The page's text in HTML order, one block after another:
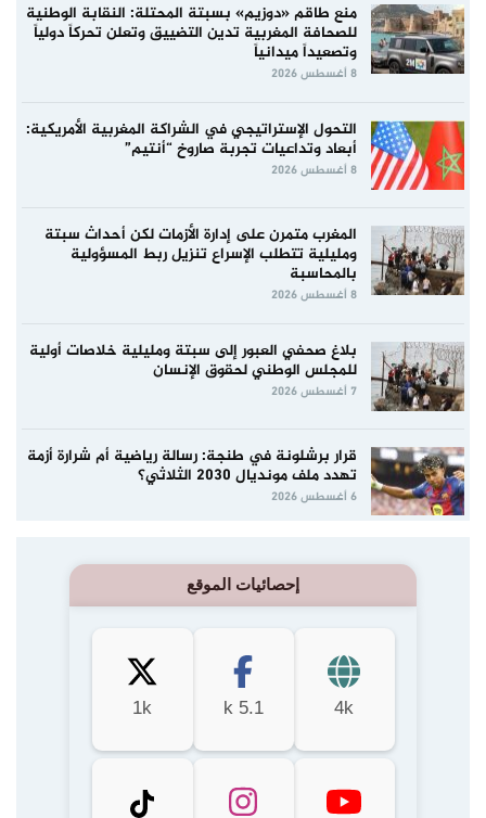
منع طاقم «دوزيم» بسبتة المحتلة: النقابة الوطنية
للصحافة المغربية تدين التضييق وتعلن تحركاً دولياً
وتصعيداً ميدانياً
8 أغسطس 2026
التحول الإستراتيجي في الشراكة المغربية الأمريكية:
أبعاد وتداعيات تجربة صاروخ “أنتيم”
8 أغسطس 2026
المغرب متمرن على إدارة الأزمات لكن أحداث سبتة
ومليلية تتطلب الإسراع تنزيل ربط المسؤولية
بالمحاسبة
8 أغسطس 2026
بلاغ صحفي العبور إلى سبتة ومليلية خلاصات أولية
للمجلس الوطني لحقوق الإنسان
7 أغسطس 2026
قرار برشلونة في طنجة: رسالة رياضية أم شرارة أزمة
تهدد ملف مونديال 2030 الثلاثي؟
6 أغسطس 2026
إحصائيات الموقع
4k
5.1 k
1k